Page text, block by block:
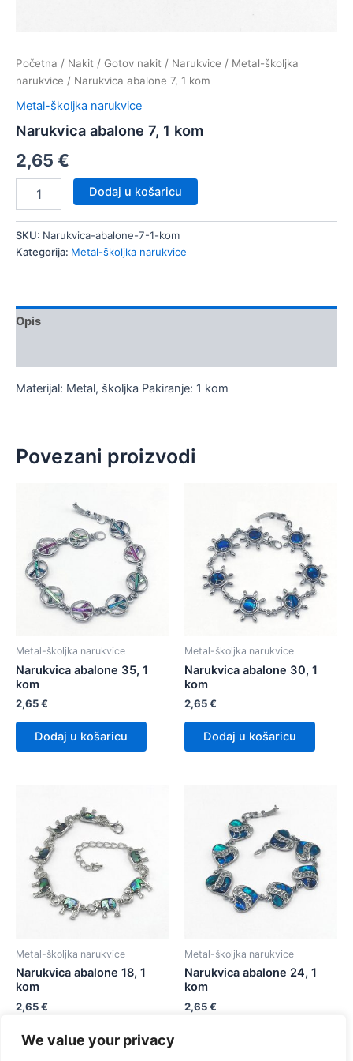
We value your privacy
Početna / Nakit / Gotov nakit / Narukvice / Metal-školjka
narukvice / Narukvica abalone 7, 1 kom
Metal-školjka narukvice
Narukvica abalone 7, 1 kom
2,65 €
abalone
1
kom
Dodaj u košaricu
SKU: Narukvica-abalone-7-1-kom
Kategorija: Metal-školjka narukvice
Opis
Materijal: Metal, školjka Pakiranje: 1 kom
Povezani proizvodi
Metal-školjka narukvice
Narukvica abalone 35, 1
kom
2,65€
Dodaj u košaricu
Metal-školjka narukvice
Narukvica abalone 30, 1
kom
2,65€
Dodaj u košaricu
Metal-školjka narukvice
Narukvica abalone 18, 1
kom
2,65€
Dodaj u košaricu
Metal-školjka narukvice
Narukvica abalone 24, 1
kom
2,65€